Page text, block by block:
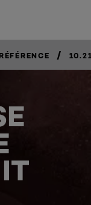
/